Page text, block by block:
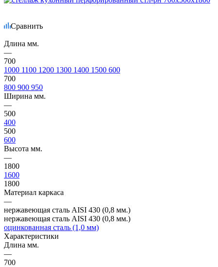
Сравнить
Длина мм.
—
700
1000 1100 1200 1300 1400 1500 600
700
800 900 950
Ширина мм.
—
500
400
500
600
Высота мм.
—
1800
1600
1800
Материал каркаса
—
нержавеющая сталь AISI 430 (0,8 мм.)
нержавеющая сталь AISI 430 (0,8 мм.)
оцинкованная сталь (1,0 мм)
Характеристики
Длина мм.
—
700